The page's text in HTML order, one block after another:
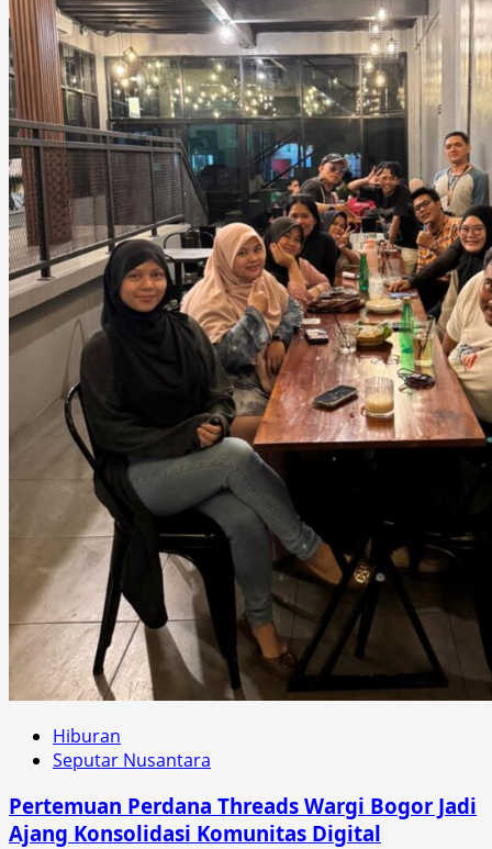
Hiburan
Seputar Nusantara
Pertemuan Perdana Threads Wargi Bogor Jadi
Ajang Konsolidasi Komunitas Digital